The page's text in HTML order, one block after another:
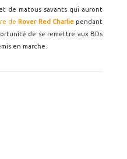
de matous savants qui auront
deRover Red Charliependant
de se remettre aux BDs
en marche.